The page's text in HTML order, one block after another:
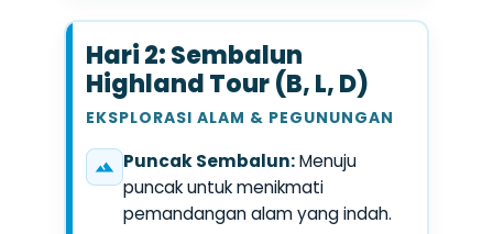
Hari 2: Sembalun
Highland Tour (B, L, D)
EKSPLORASI ALAM & PEGUNUNGAN
Puncak Sembalun:Menuju
puncak untuk menikmati
pemandangan alam yang indah.